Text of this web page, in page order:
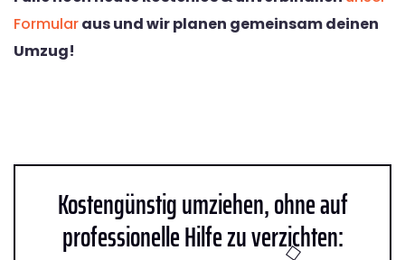
Formularaus und wir planen gemeinsam deinen
Umzug!
Kostengünstig umziehen, ohne auf
professionelle Hilfe zu verzichten: